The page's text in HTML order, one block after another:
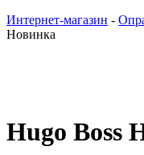
Интернет-магазин -
Новинка
Hugo Boss